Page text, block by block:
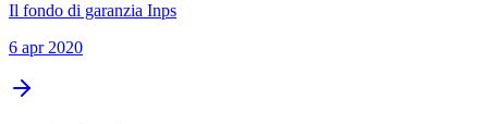
Il fondo di garanzia Inps
6 apr 2020